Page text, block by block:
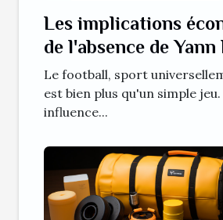
Les implications
de l'absence de
Ligue 1
Le football, sport
est bien plus qu'un simple
influence...